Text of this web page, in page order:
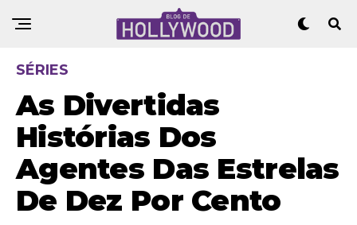
SÉRIES
As Divertidas
Histórias Dos
Agentes Das Estrelas
De Dez Por Cento